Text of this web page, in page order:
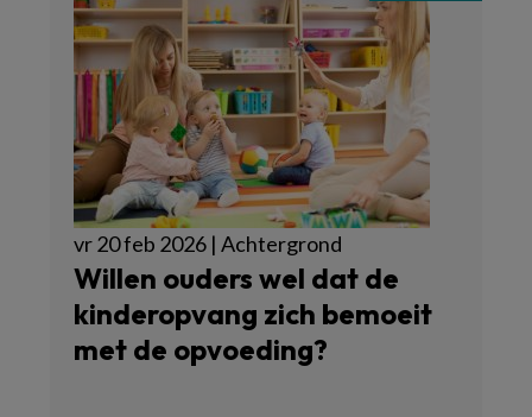
vr 20 feb 2026 | Achtergrond
Willen ouders wel dat de
kinderopvang zich bemoeit
met de opvoeding?